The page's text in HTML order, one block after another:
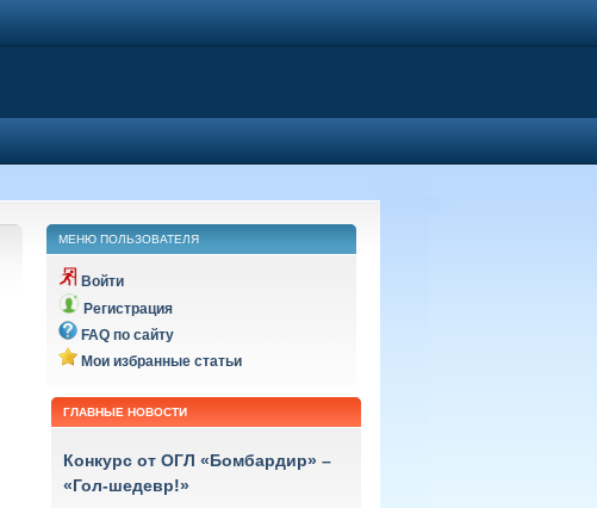
МЕНЮ ПОЛЬЗОВАТЕЛЯ
Войти
Регистрация
FAQ по сайту
Мои избранные статьи
ГЛАВНЫЕ НОВОСТИ
Конкурс от ОГЛ «Бомбардир» –
«Гол-шедевр!»